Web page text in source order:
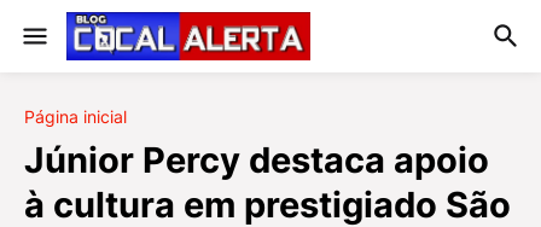
Página inicial
Júnior Percy destaca apoio
à cultura em prestigiado São